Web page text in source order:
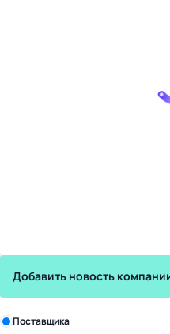
Добавить новость
Зарегистрируйте в
Поставщика